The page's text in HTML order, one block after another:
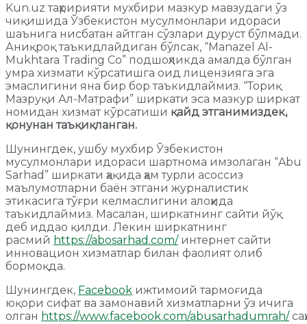
Kun.uz таҳририяти мухбири мазкур мавзудаги ўз
чиқишида Ўзбекистон мусулмонлари идораси
шаънига нисбатан айтган сўзлари дуруст бўлмади.
Аниқроқ таъкидлайдиган бўлсак, “Manazel Al-
Mukhtara Trading Co” подшоҳликда амалда бўлган
умра хизмати кўрсатишга оид лицензияга эга
эмаслигини яна бир бор таъкидлаймиз. “Ториқ
Мазруқи Ал-Матрафи” ширкати эса мазкур ширкат
номидан хизмат кўрсатиши қайд этганимиздек,
қонунан таъқиқланган.
Шунингдек, ушбу мухбир Ўзбекистон
мусулмонлари идораси шартнома имзолаган “Abu
Sarhad” ширкати ҳақида ҳам турли асоссиз
маълумотларни баён этгани журналистик
этикасига тўғри келмаслигини алоҳида
таъкидлаймиз. Масалан, ширкатнинг сайти йўқ
деб иддао қилди. Лекин ширкатнинг
расмий https://abosarhad.com/интернет сайти
инновацион хизматлар билан фаолият олиб
бормоқда.
Шунингдек, Facebook ижтимоий тармоғида
юқори сифат ва замонавий хизматларни ўз ичига
олган https://www.facebook.com/abusarhadumrah/